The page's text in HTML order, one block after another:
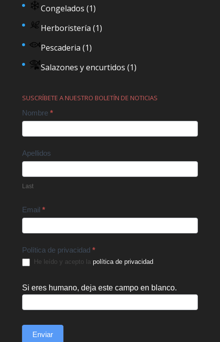
Congelados (1)
Herboristería (1)
Pescaderia (1)
Salazones y encurtidos (1)
SUSCRÍBETE A NUESTRO BOLETÍN DE NOTICIAS
Contact
Nombre *
Apellidos
Last
Email *
Política de privacidad *
He leído y acepto la política de privacidad.
Si eres humano, deja este campo en blanco.
Enviar